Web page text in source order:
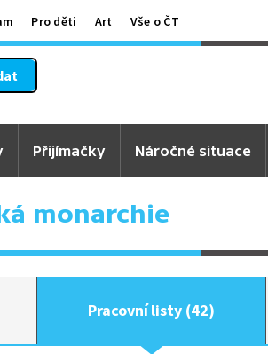
Pro děti Art Vše o ČT
Přijímačky Náročné situace
monarchie
Pracovní listy (42)